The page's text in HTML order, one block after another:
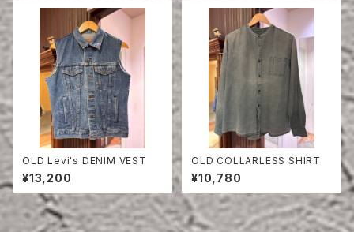
OLD Levi's DENIM VEST
¥13,200
OLD COLLARLESS SHIRT
¥10,780